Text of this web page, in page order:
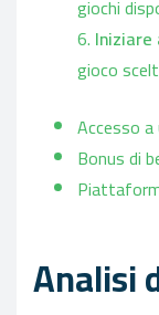
giochi
Iniziare
gioco
Accesso
Bonus di
Analisi